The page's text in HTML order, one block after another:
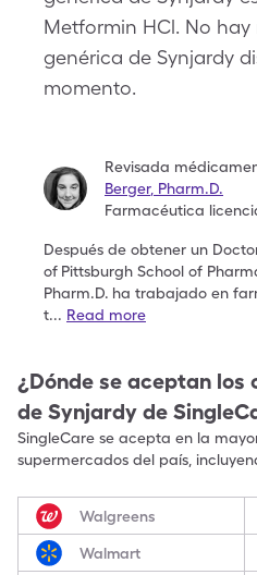
Metformin HCl. No
genérica de Synjardy
momento.
Revisada
Berger, Pharm.D.
Farmacéutica
Después de obtener un
of Pittsburgh School of
Pharm.D. ha trabajado en
t... Read more
¿Dónde se aceptan los
de Synjardy de
SingleCare se acepta en la
supermercados del país,
Walgreens
Walmart